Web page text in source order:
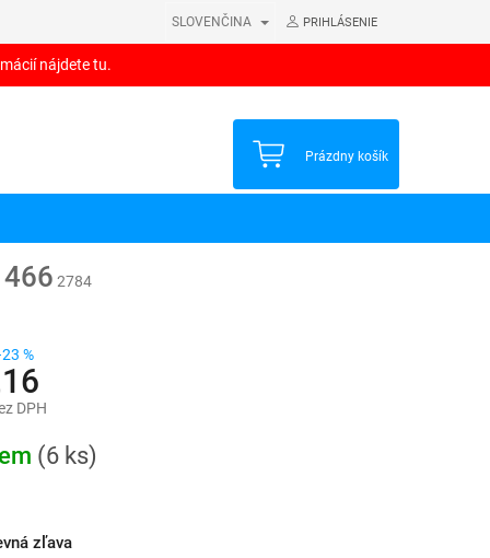
SLOVENČINA PRIHLÁSENIE
nájdete tu.
NÁKUPNÝ
Prázdny košík
2784
%
DPH
(6 ks)
zľava